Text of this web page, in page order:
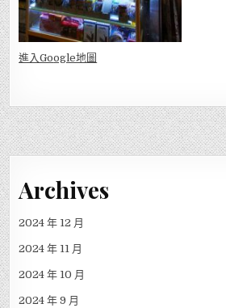
進入Google地圖
Archives
2024 年 12 月
2024 年 11 月
2024 年 10 月
2024 年 9 月